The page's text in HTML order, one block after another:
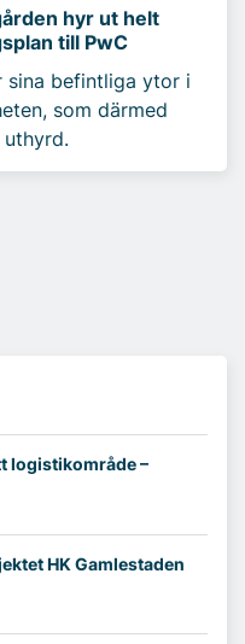
hyr ut helt
till PwC
sina befintliga ytor i
som därmed
logistikområde –
HK Gamlestaden